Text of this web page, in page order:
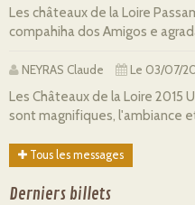
Les châteaux de la Loire
compahiha dos Amigos e
NEYRAS Claude Le 03/07/
Les Châteaux de la Loire 2015
sont magnifiques, l'ambiance
Tous les messages
Derniers billets